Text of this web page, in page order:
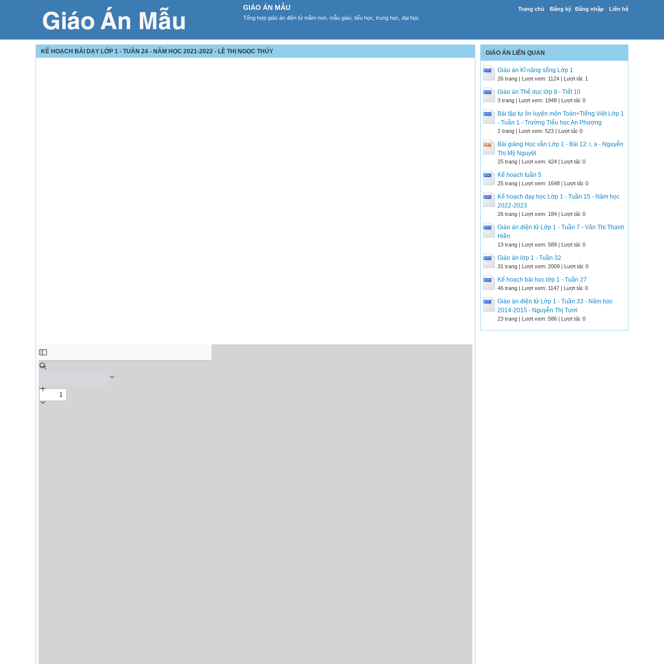
Trang chủ Đăng ký Đăng nhập Liên hệ
GIÁO ÁN MẪU
Tổng hợp giáo án điện tử mầm non, mẫu giáo, tiểu học, trung học, đại học
KẾ HOẠCH BÀI DẠY LỚP 1 - TUẦN 24 - NĂM HỌC 2021-2022 - LÊ THỊ NGỌC THÚY GIÁO ÁN LIÊN QUAN
Giáo án Kĩ năng sống Lớp 1
26 trang | Lượt xem: 1124 | Lượt tải: 1
Giáo án Thể dục lớp 8 - Tiết 10
3 trang | Lượt xem: 1948 | Lượt tải: 0
Bài tập tự ôn luyện môn Toán+Tiếng Việt Lớp 1
- Tuần 1 - Trường Tiểu học An Phượng
2 trang | Lượt xem: 523 | Lượt tải: 0
Bài giảng Học vần Lớp 1 - Bài 12: i, a - Nguyễn
Thị Mỹ Nguyệt
25 trang | Lượt xem: 424 | Lượt tải: 0
Kế hoạch tuần 5
25 trang | Lượt xem: 1648 | Lượt tải: 0
Kế hoạch dạy học Lớp 1 - Tuần 15 - Năm học
2022-2023
26 trang | Lượt xem: 184 | Lượt tải: 0
Giáo án điện tử Lớp 1 - Tuần 7 - Văn Thị Thanh
Hiền
13 trang | Lượt xem: 589 | Lượt tải: 0
Giáo án lớp 1 - Tuần 32
31 trang | Lượt xem: 2009 | Lượt tải: 0
Kế hoạch bài học lớp 1 - Tuần 27
46 trang | Lượt xem: 1147 | Lượt tải: 0
Giáo án điện tử Lớp 1 - Tuần 33 - Năm học
2014-2015 - Nguyễn Thị Tươi
23 trang | Lượt xem: 586 | Lượt tải: 0